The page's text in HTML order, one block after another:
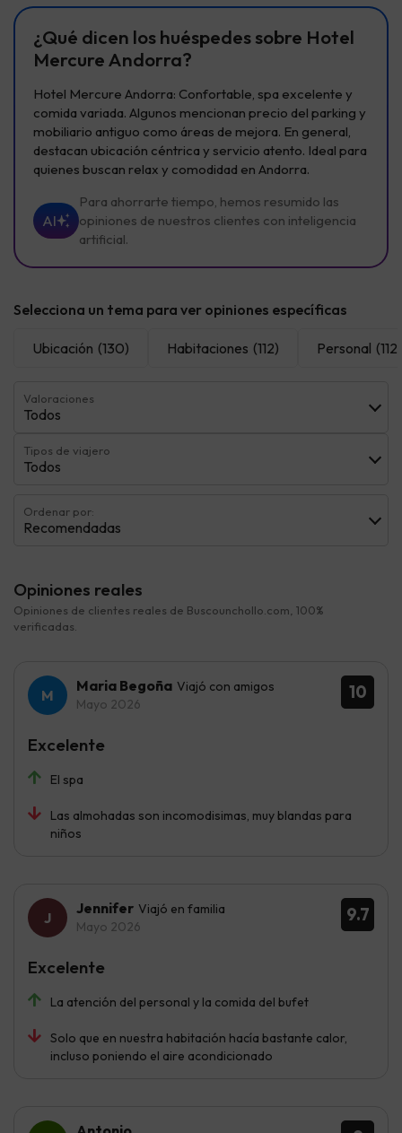
¿Qué dicen los huéspedes sobre Hotel
Mercure Andorra?
Hotel Mercure Andorra: Confortable, spa excelente y
comida variada. Algunos mencionan precio del parking y
mobiliario antiguo como áreas de mejora. En general,
destacan ubicación céntrica y servicio atento. Ideal para
quienes buscan relax y comodidad en Andorra.
AI
Para ahorrarte tiempo, hemos resumido las
opiniones de nuestros clientes con inteligencia
artificial.
Selecciona un tema para ver opiniones específicas
Ubicación (130) Habitaciones (112) Personal (112)
Valoraciones
Todos
Tipos de viajero
Todos
Ordenar por:
Recomendadas
Opiniones reales
Opiniones de clientes reales de Buscounchollo.com, 100%
verificadas.
10
Maria Begoña Viajó con amigos
Mayo 2026
El spa
Las almohadas son incomodisimas, muy blandas para
niños
Excelente
9.7
Jennifer Viajó en familia
Mayo 2026
La atención del personal y la comida del bufet
Solo que en nuestra habitación hacía bastante calor,
incluso poniendo el aire acondicionado
Excelente